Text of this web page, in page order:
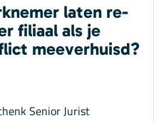
laten re-
filiaal als je
meeverhuisd?
Senior Jurist